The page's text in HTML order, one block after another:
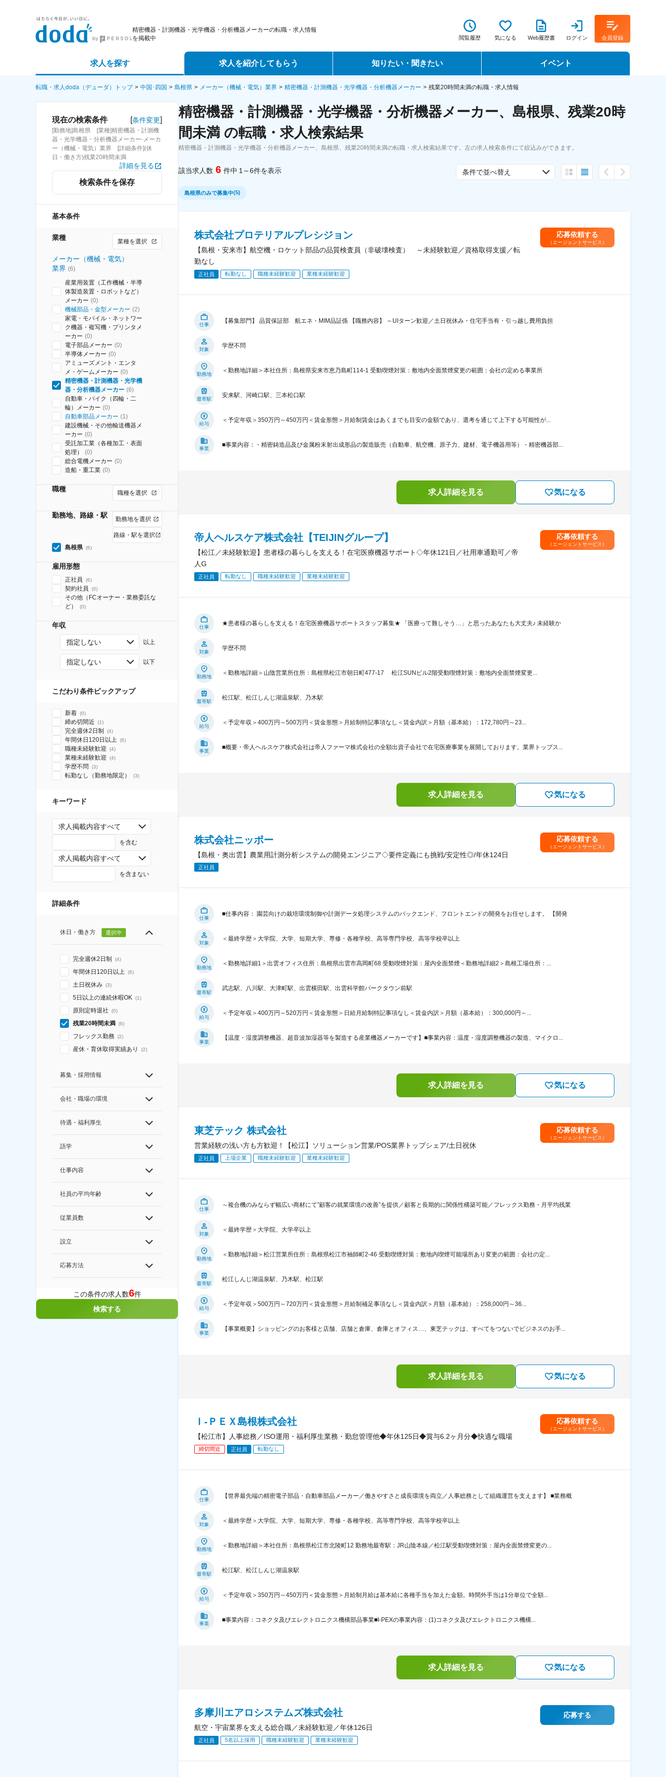
精密機器・計測機器・光学機器・分析機器メーカーの転職・求人情報
を掲載中
閲覧履歴 気になる Web履歴書 ログイン 会員登録
求人を探す
詳細条件から探す
求人特集から探す
求人を紹介してもらう
エージェントサービス
スカウトサービス
パートナーエージェントサービス
知りたい・聞きたい
転職ノウハウ
データで見る転職
コラム・インタビュー
イベント
転職イベント・転職セミナー
転職フェア
転職・求人doda（デューダ）トップ 中国･四国 島根県 メーカー（機械・電気）業界 精密機器・計測機器・光学機器・分析機器メーカー 残業20時間未満の転職・求人情報
現在の検索条件 [条件変更]
[勤務地]島根県 [業種]精密機器・計測機
器・光学機器・分析機器メーカー-メーカ
ー（機械・電気）業界 [詳細条件](休
日・働き方)残業20時間未満
詳細を見る
検索条件を保存
基本条件
業種 業種を選択
メーカー（機械・電気）
業界 (6)
産業用装置（工作機械・半導
体製造装置・ロボットなど）
メーカー (0)
機械部品・金型メーカー (2)
家電・モバイル・ネットワー
ク機器・複写機・プリンタメ
ーカー (0)
電子部品メーカー (0)
半導体メーカー (0)
アミューズメント・エンタ
メ・ゲームメーカー (0)
精密機器・計測機器・光学機
器・分析機器メーカー (6)
自動車・バイク（四輪・二
輪）メーカー (0)
自動車部品メーカー (1)
建設機械・その他輸送機器メ
ーカー (0)
受託加工業（各種加工・表面
処理）
(0)
総合電機メーカー (0)
造船・重工業 (0)
職種 職種を選択
勤務地、路線・駅 勤務地を選択
路線・駅を選択
島根県 (6)
雇用形態
正社員 (6)
契約社員 (0)
その他（FCオーナー・業務委託な
ど）
(0)
年収
指定しない 以上
指定しない 以下
こだわり条件ピックアップ
新着 (0)
締め切間近 (1)
完全週休2日制 (4)
年間休日120日以上 (6)
職種未経験歓迎 (4)
業種未経験歓迎 (4)
学歴不問 (3)
転勤なし（勤務地限定） (3)
キーワード
求人掲載内容すべて
を含む
求人掲載内容すべて
を含まない
詳細条件
休日・働き方 選択中
完全週休2日制 (4)
年間休日120日以上 (6)
土日祝休み (3)
5日以上の連続休暇OK (1)
原則定時退社 (0)
残業20時間未満 (6)
フレックス勤務 (2)
産休・育休取得実績あり (2)
募集・採用情報
会社・職場の環境
待遇・福利厚生
語学
仕事内容
社員の平均年齢
従業員数
設立
応募方法
この条件の求人数6件
検索する
精密機器・計測機器・光学機器・分析機器メーカー、島根県、残業20時
間未満 の転職・求人検索結果
精密機器・計測機器・光学機器・分析機器メーカー、島根県、残業20時間未満の転職・求人検索結果です。左の求人検索条件にて絞込みができます。
該当求人数 6 件中 1～6件を表示 条件で並べ替え
島根県のみで募集中(5)
株式会社プロテリアルプレシジョン
【島根・安来市】航空機・ロケット部品の品質検査員（非破壊検査） ～未経験歓迎／資格取得支援／転
勤なし
正社員 転勤なし 職種未経験歓迎 業種未経験歓迎
応募依頼する
（エージェントサービス）
仕事
【募集部門】 品質保証部 航エネ・MIM品証係 【職務内容】 ～UIターン歓迎／土日祝休み・住宅手当有・引っ越し費用負担
対象
学歴不問
勤務地
＜勤務地詳細＞本社住所：島根県安来市恵乃島町114-1 受動喫煙対策：敷地内全面禁煙変更の範囲：会社の定める事業所
最寄駅
安来駅、河崎口駅、三本松口駅
給与
＜予定年収＞350万円～450万円＜賃金形態＞月給制賃金はあくまでも目安の金額であり、選考を通じて上下する可能性が...
事業
■事業内容：・精密鋳造品及び金属粉末射出成形品の製造販売（自動車、航空機、原子力、建材、電子機器用等）・精密機器部...
求人詳細を見る 気になる
帝人ヘルスケア株式会社【TEIJINグループ】
【松江／未経験歓迎】患者様の暮らしを支える！在宅医療機器サポート◇年休121日／社用車通勤可／帝
人G
正社員 転勤なし 職種未経験歓迎 業種未経験歓迎
応募依頼する
（エージェントサービス）
仕事
★患者様の暮らしを支える！在宅医療機器サポートスタッフ募集★ 「医療って難しそう…」と思ったあなたも大丈夫♪ 未経験か
対象
学歴不問
勤務地
＜勤務地詳細＞山陰営業所住所：島根県松江市朝日町477-17 松江SUNビル2階受動喫煙対策：敷地内全面禁煙変更...
最寄駅
松江駅、松江しんじ湖温泉駅、乃木駅
給与
＜予定年収＞400万円～500万円＜賃金形態＞月給制特記事項なし＜賃金内訳＞月額（基本給）：172,780円～23...
事業
■概要・帝人ヘルスケア株式会社は帝人ファーマ株式会社の全額出資子会社で在宅医療事業を展開しております。業界トップス...
求人詳細を見る 気になる
株式会社ニッポー
【島根・奥出雲】農業用計測分析システムの開発エンジニア◇要件定義にも挑戦/安定性◎/年休124日
正社員
応募依頼する
（エージェントサービス）
仕事
■仕事内容： 園芸向けの栽培環境制御や計測データ処理システムのバックエンド、フロントエンドの開発をお任せします。 【開発
対象
＜最終学歴＞大学院、大学、短期大学、専修・各種学校、高等専門学校、高等学校卒以上
勤務地
＜勤務地詳細1＞出雲オフィス住所：島根県出雲市高岡町68 受動喫煙対策：屋内全面禁煙＜勤務地詳細2＞島根工場住所：...
最寄駅
武志駅、八川駅、大津町駅、出雲横田駅、出雲科学館パークタウン前駅
給与
＜予定年収＞400万円～520万円＜賃金形態＞日給月給制特記事項なし＜賃金内訳＞月額（基本給）：300,000円～...
事業
【温度・湿度調整機器、超音波加湿器等を製造する産業機器メーカーです】■事業内容：温度・湿度調整機器の製造、マイクロ...
求人詳細を見る 気になる
東芝テック 株式会社
営業経験の浅い方も方歓迎！【松江】ソリューション営業/POS業界トップシェア/土日祝休
正社員 上場企業 職種未経験歓迎 業種未経験歓迎
応募依頼する
（エージェントサービス）
仕事
～複合機のみならず幅広い商材にて”顧客の就業環境の改善”を提供／顧客と長期的に関係性構築可能／フレックス勤務・月平均残業
対象
＜最終学歴＞大学院、大学卒以上
勤務地
＜勤務地詳細＞松江営業所住所：島根県松江市袖師町2-46 受動喫煙対策：敷地内喫煙可能場所あり変更の範囲：会社の定...
最寄駅
松江しんじ湖温泉駅、乃木駅、松江駅
給与
＜予定年収＞500万円～720万円＜賃金形態＞月給制補足事項なし＜賃金内訳＞月額（基本給）：258,000円～36...
事業
【事業概要】ショッピングのお客様と店舗、店舗と倉庫、倉庫とオフィス…、東芝テックは、すべてをつないでビジネスのお手...
求人詳細を見る 気になる
Ｉ‐ＰＥＸ島根株式会社
【松江市】人事総務／ISO運用・福利厚生業務・勤怠管理他◆年休125日◆賞与6.2ヶ月分◆快適な職場
締切間近 正社員 転勤なし
応募依頼する
（エージェントサービス）
仕事
【世界最先端の精密電子部品・自動車部品メーカー／働きやすさと成長環境を両立／人事総務として組織運営を支えます】 ■業務概
対象
＜最終学歴＞大学院、大学、短期大学、専修・各種学校、高等専門学校、高等学校卒以上
勤務地
＜勤務地詳細＞本社住所：島根県松江市北陵町12 勤務地最寄駅：JR山陰本線／松江駅受動喫煙対策：屋内全面禁煙変更の...
最寄駅
松江駅、松江しんじ湖温泉駅
給与
＜予定年収＞350万円～450万円＜賃金形態＞月給制月給は基本給に各種手当を加えた金額。時間外手当は1分単位で全額...
事業
■事業内容：コネクタ及びエレクトロニクス機構部品事業■I-PEXの事業内容：(1)コネクタ及びエレクトロニクス機構...
求人詳細を見る 気になる
多摩川エアロシステムズ株式会社
航空・宇宙業界を支える総合職／未経験歓迎／年休126日
正社員 5名以上採用 職種未経験歓迎 業種未経験歓迎
応募する